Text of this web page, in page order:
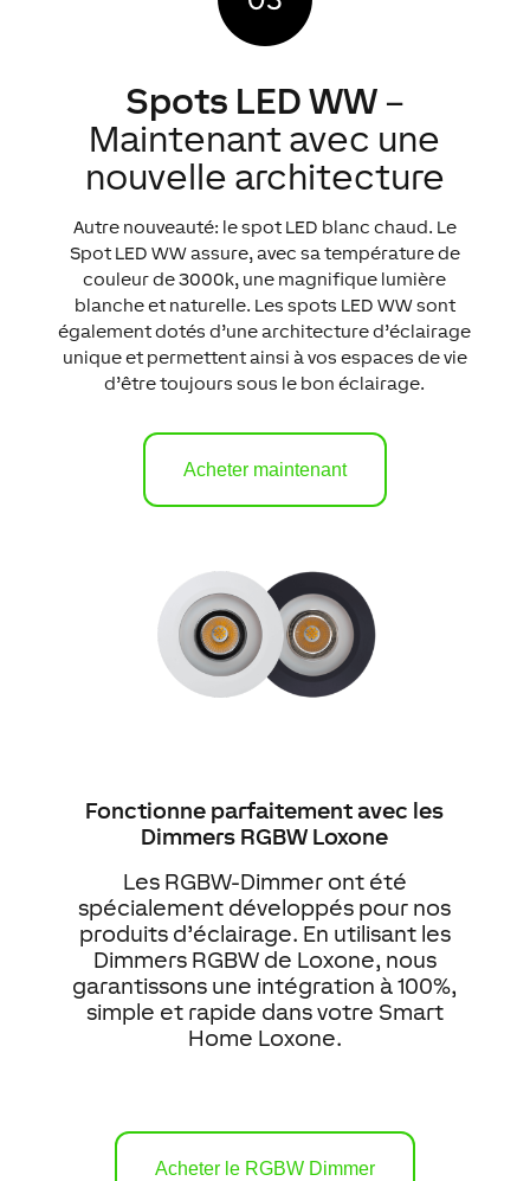
Spots LED WW–
Maintenant avec une
nouvelle architecture
Autre nouveauté: le spot LED blanc chaud. Le
Spot LED WW assure, avec sa température de
couleur de 3000k, une magnifique lumière
blanche et naturelle. Les spots LED WW sont
également dotés d’une architecture d’éclairage
unique et permettent ainsi à vos espaces de vie
d’être toujours sous le bon éclairage.
Acheter maintenant
Fonctionne parfaitement avec les
Dimmers RGBW Loxone
Les RGBW-Dimmer ont été
spécialement développés pour nos
produits d’éclairage. En utilisant les
Dimmers RGBW de Loxone, nous
garantissons une intégration à 100%,
simple et rapide dans votre Smart
Home Loxone.
Acheter le RGBW Dimmer